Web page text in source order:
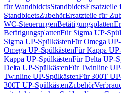
für WandbidetsStandbidetsErsatzteile
StandbidetsZubehörErsatzteile für
WC-SteuerungenBetätigungsplatten
BetätigungsplattenFür Sigma UP-
Sigma UP-SpülkästenFür Omega
Omega UP-SpülkästenFür Kappa
Kappa UP-SpülkästenFür Delta UP-
Delta UP-SpülkästenFür Twinline
Twinline UP-SpülkästenFür 300T
300T UP-SpülkästenZubehör